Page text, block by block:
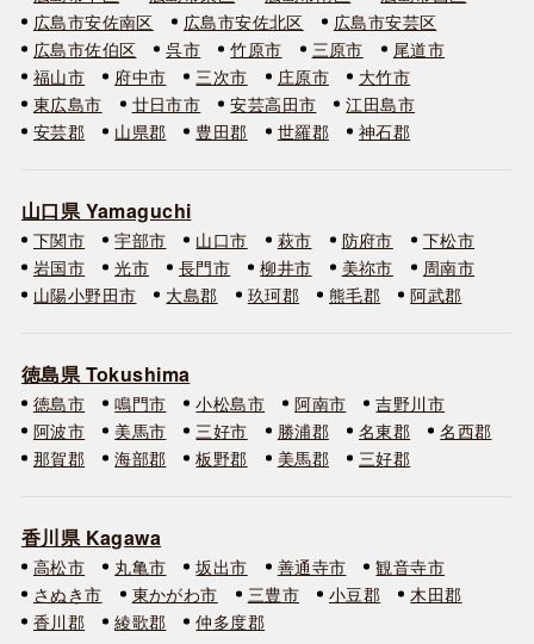
広島市安佐南区
広島市安佐北区
広島市安芸区
広島市佐伯区
呉市 竹原市 三原市
尾道市
福山市
府中市 三次市 庄原市
大竹市
東広島市
廿日市市 安芸高田市
江田島市
安芸郡
山県郡 豊田郡 世羅郡 神石郡
山口県 Yamaguchi
下関市 宇部市 山口市 萩市 防府市
下松市
岩国市
光市 長門市 柳井市 美祢市
周南市
山陽小野田市
大島郡 玖珂郡 熊毛郡 阿武郡
徳島県 Tokushima
徳島市 鳴門市 小松島市 阿南市
吉野川市
阿波市
美馬市 三好市 勝浦郡 名東郡
名西郡
那賀郡
海部郡 板野郡 美馬郡 三好郡
香川県 Kagawa
高松市 丸亀市 坂出市 善通寺市
観音寺市
さぬき市
東かがわ市 三豊市 小豆郡
木田郡
香川郡
綾歌郡 仲多度郡